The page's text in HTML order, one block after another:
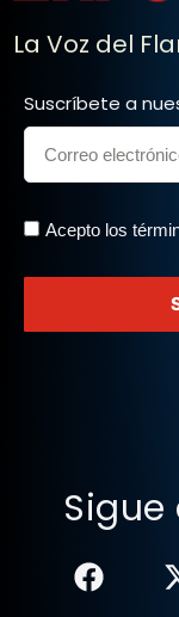
La Voz del
Suscríbete a
Acepto los